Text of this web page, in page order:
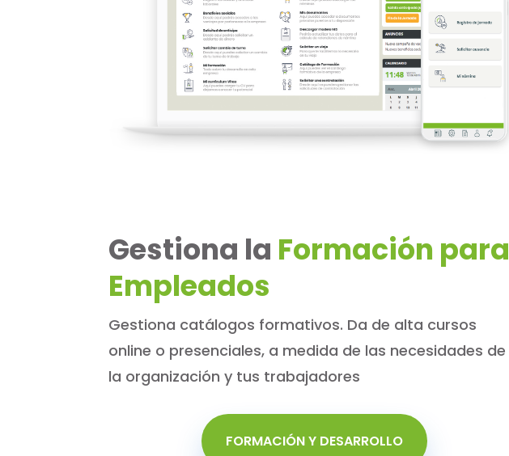
Gestiona la Formación para
Empleados
Gestiona catálogos formativos. Da de alta cursos
online o presenciales, a medida de las necesidades de
la organización y tus trabajadores
FORMACIÓN Y DESARROLLO